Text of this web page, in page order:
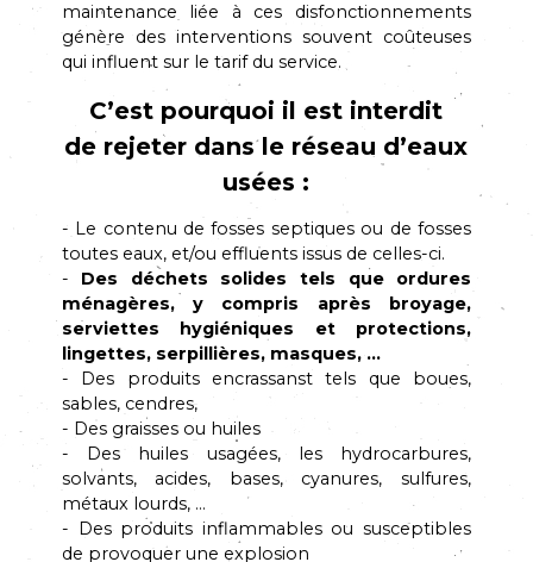
maintenance liée à ces disfonctionnements
génère des interventions souvent coûteuses
qui influent sur le tarif du service.
C’est pourquoi il est interdit
de rejeter dans le réseau d’eaux
usées :
- Le contenu de fosses septiques ou de fosses
toutes eaux, et/ou effluents issus de celles-ci.
- Des déchets solides tels que ordures
ménagères, y compris après broyage,
serviettes hygiéniques et protections,
lingettes, serpillières, masques, …
- Des produits encrassanst tels que boues,
sables, cendres,
- Des graisses ou huiles
- Des huiles usagées, les hydrocarbures,
solvants, acides, bases, cyanures, sulfures,
métaux lourds, …
- Des produits inflammables ou susceptibles
de provoquer une explosion